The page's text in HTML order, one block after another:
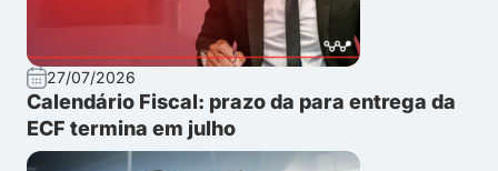
27/07/2026
Calendário Fiscal: prazo da para entrega da
ECF termina em julho